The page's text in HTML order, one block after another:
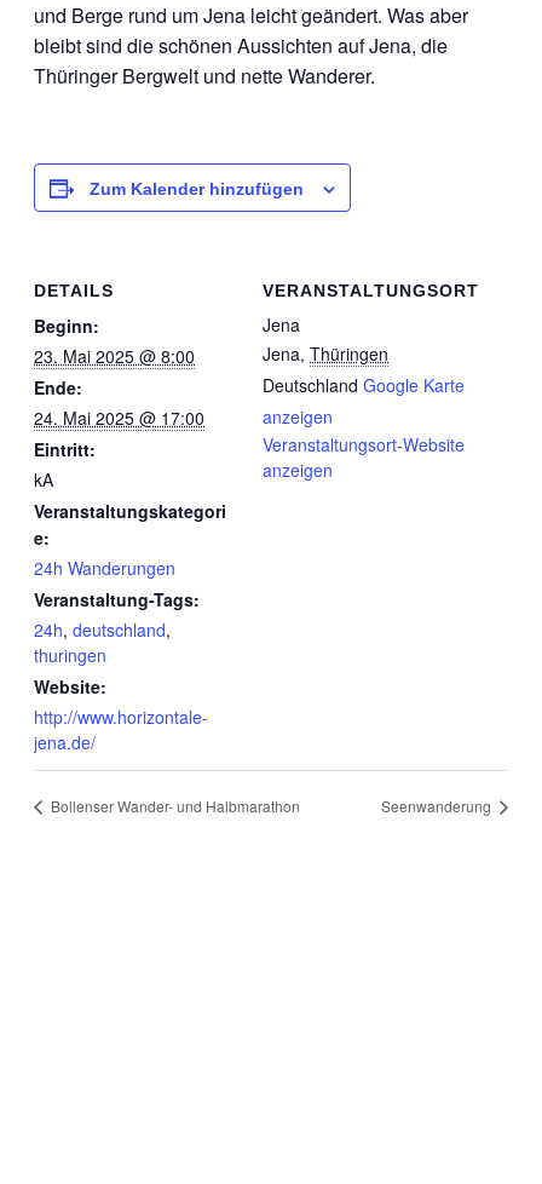
und Berge rund um Jena leicht geändert. Was aber
bleibt sind die schönen Aussichten auf Jena, die
Thüringer Bergwelt und nette Wanderer.
Zum Kalender hinzufügen
DETAILS
Beginn:
23. Mai 2025 @ 8:00
Ende:
24. Mai 2025 @ 17:00
Eintritt:
kA
Veranstaltungskategori
e:
24h Wanderungen
Veranstaltung-Tags:
24h, deutschland,
thuringen
Website:
http://www.horizontale-
jena.de/
VERANSTALTUNGSORT
Jena
Jena, Thüringen
Deutschland Google Karte
anzeigen
Veranstaltungsort-Website
anzeigen
Bollenser Wander- und Halbmarathon Seenwanderung